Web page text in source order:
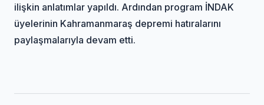
ilişkin anlatımlar yapıldı. Ardından program İNDAK
üyelerinin Kahramanmaraş depremi hatıralarını
paylaşmalarıyla devam etti.